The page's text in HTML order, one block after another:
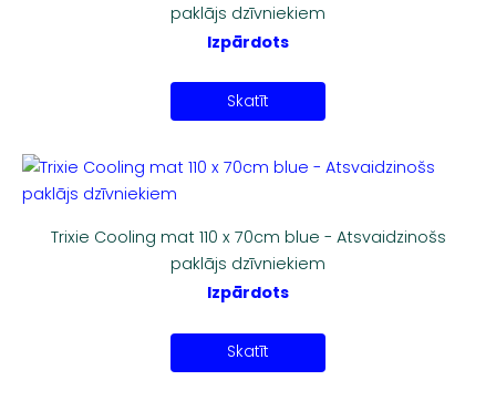
paklājs dzīvniekiem
Izpārdots
Skatīt
Trixie Cooling mat 110 x 70cm blue - Atsvaidzinošs
paklājs dzīvniekiem
Izpārdots
Skatīt